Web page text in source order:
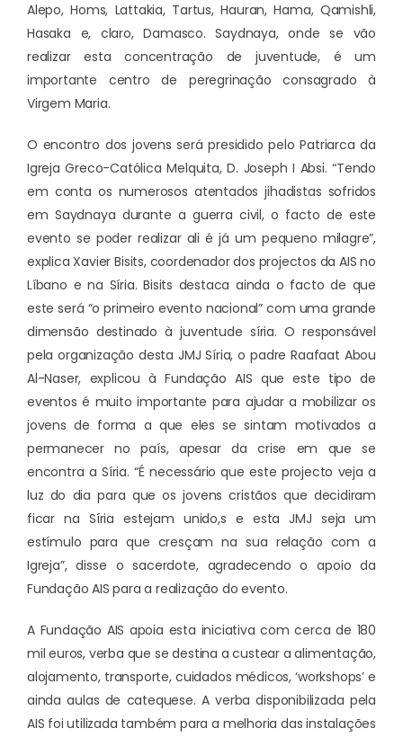
Alepo, Homs, Lattakia, Tartus, Hauran, Hama, Qamishli,
Hasaka e, claro, Damasco. Saydnaya, onde se vão
realizar esta concentração de juventude, é um
importante centro de peregrinação consagrado à
Virgem Maria.
O encontro dos jovens será presidido pelo Patriarca da
Igreja Greco-Católica Melquita, D. Joseph I Absi. “Tendo
em conta os numerosos atentados jihadistas sofridos
em Saydnaya durante a guerra civil, o facto de este
evento se poder realizar ali é já um pequeno milagre”,
explica Xavier Bisits, coordenador dos projectos da AIS no
Líbano e na Síria. Bisits destaca ainda o facto de que
este será “o primeiro evento nacional” com uma grande
dimensão destinado à juventude síria. O responsável
pela organização desta JMJ Síria, o padre Raafaat Abou
Al-Naser, explicou à Fundação AIS que este tipo de
eventos é muito importante para ajudar a mobilizar os
jovens de forma a que eles se sintam motivados a
permanecer no país, apesar da crise em que se
encontra a Síria. “É necessário que este projecto veja a
luz do dia para que os jovens cristãos que decidiram
ficar na Síria estejam unido,s e esta JMJ seja um
estímulo para que cresçam na sua relação com a
Igreja”, disse o sacerdote, agradecendo o apoio da
Fundação AIS para a realização do evento.
A Fundação AIS apoia esta iniciativa com cerca de 180
mil euros, verba que se destina a custear a alimentação,
alojamento, transporte, cuidados médicos, ‘workshops’ e
ainda aulas de catequese. A verba disponibilizada pela
AIS foi utilizada também para a melhoria das instalações